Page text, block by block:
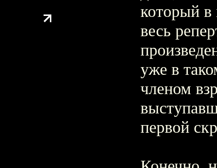
который в
весь
уже в
членом
первой